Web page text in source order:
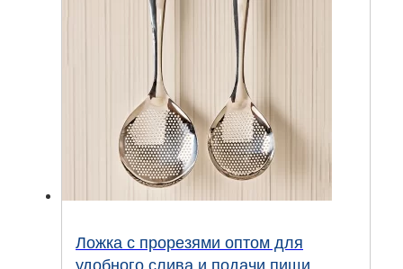
Ложка с прорезями оптом для
удобного слива и подачи пищи